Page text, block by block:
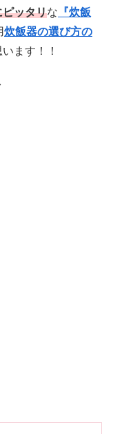
ピッタリな 『炊飯
炊飯器の選び方の
ます！！